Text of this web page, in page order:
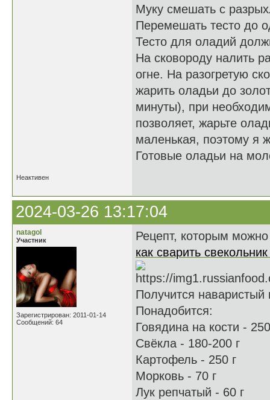
Муку смешать с
Перемешать тесто до
Тесто для оладий
На сковороду налить
огне. На разогретую
жарить оладьи до
минуты), при
позволяет, жарьте
маленькая, поэтому я
Готовые оладьи на
Неактивен
2024-03-26 13:17:04
natagol
Участник
Зарегистрирован: 2011-01-14
Сообщений: 64
Рецепт, которым
как сварить
Получится наваристый
Понадобится:
Говядина на кости -
Свёкла - 180-200 г
Картофель - 250 г
Морковь - 70 г
Лук репчатый - 60 г